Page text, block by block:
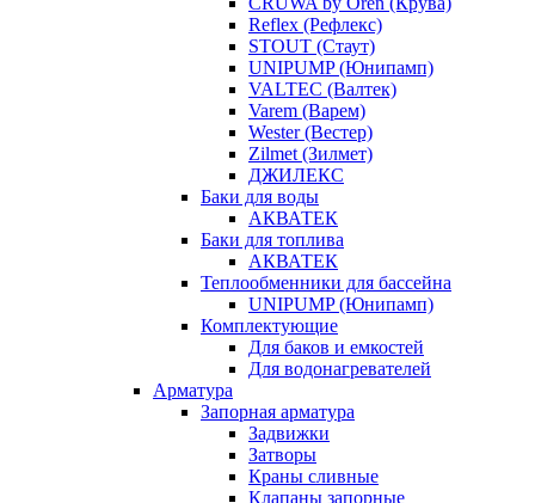
Reflex (Рефлекс)
STOUT (Стаут)
UNIPUMP (Юнипамп)
VALTEC (Валтек)
Varem (Варем)
Wester (Вестер)
Zilmet (Зилмет)
ДЖИЛЕКС
Баки для воды
АКВАТЕК
Баки для топлива
АКВАТЕК
Теплообменники для бассейна
UNIPUMP (Юнипамп)
Комплектующие
Для баков и емкостей
Для водонагревателей
Арматура
Запорная арматура
Задвижки
Затворы
Краны сливные
Клапаны запорные